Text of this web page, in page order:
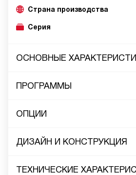
Страна производства
Серия
ОСНОВНЫЕ
ПРОГРАММЫ
ОПЦИИ
ДИЗАЙН И КОНСТРУКЦИЯ
ТЕХНИЧЕСКИЕ